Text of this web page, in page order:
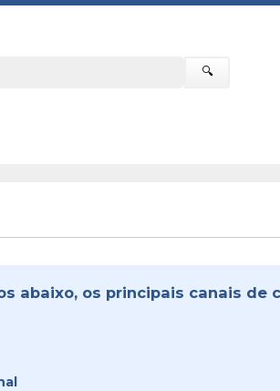
🔍
abaixo, os principais canais de